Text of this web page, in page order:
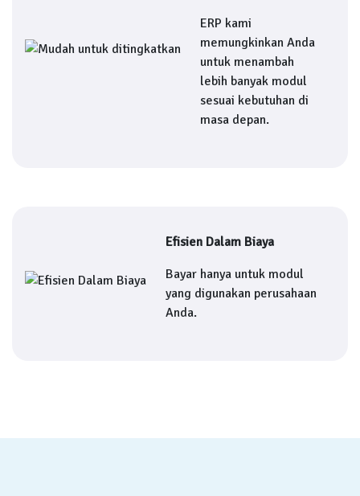
ERP kami
memungkinkan Anda
untuk menambah
lebih banyak modul
sesuai kebutuhan di
masa depan.
Efisien Dalam Biaya
Bayar hanya untuk modul
yang digunakan perusahaan
Anda.